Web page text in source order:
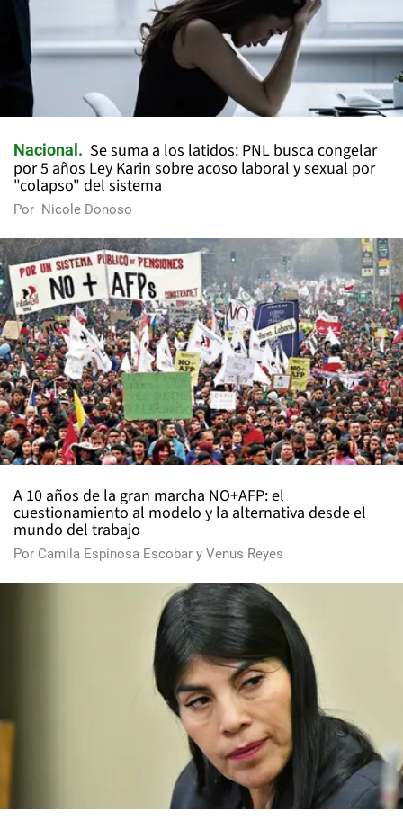
Nacional
Se suma a los latidos: PNL busca congelar
por 5 años Ley Karin sobre acoso laboral y sexual por
"colapso" del sistema
Por Nicole Donoso
A 10 años de la gran marcha NO+AFP: el
cuestionamiento al modelo y la alternativa desde el
mundo del trabajo
Por Camila Espinosa Escobar y Venus Reyes